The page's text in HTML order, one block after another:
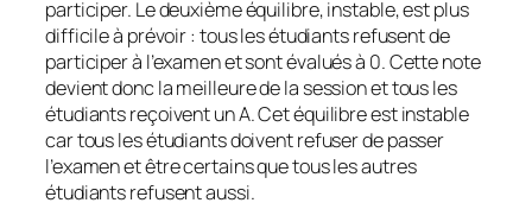
participer. Le deuxième équilibre, instable, est plus
difficile à prévoir : tous les étudiants refusent de
participer à l’examen et sont évalués à 0. Cette note
devient donc la meilleure de la session et tous les
étudiants reçoivent un A. Cet équilibre est instable
car tous les étudiants doivent refuser de passer
l’examen et être certains que tous les autres
étudiants refusent aussi.